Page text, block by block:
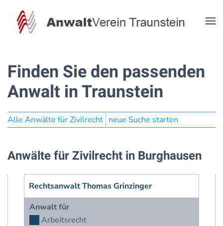
Zum Hauptinhalt springen
Finden Sie den passenden
Anwalt in Traunstein
Alle Anwälte für Zivilrecht neue Suche starten
Anwälte für Zivilrecht in Burghausen
Rechtsanwalt Thomas Grinzinger
Anwalt für
Arbeitsrecht